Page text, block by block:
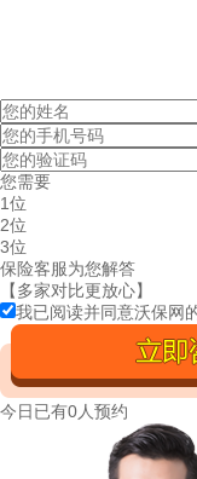
您需要
1位
2位
3位
保险客服为您解答
【多家对比更放心】
我已阅读并同意沃保网
今日已有0人预约